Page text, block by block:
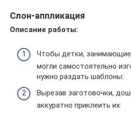
Слон-аппликация
Описание работы:
Чтобы детки,
могли самостоятельно
нужно раздать шаблоны:
Вырезав заготовочки,
аккуратно приклеить их: